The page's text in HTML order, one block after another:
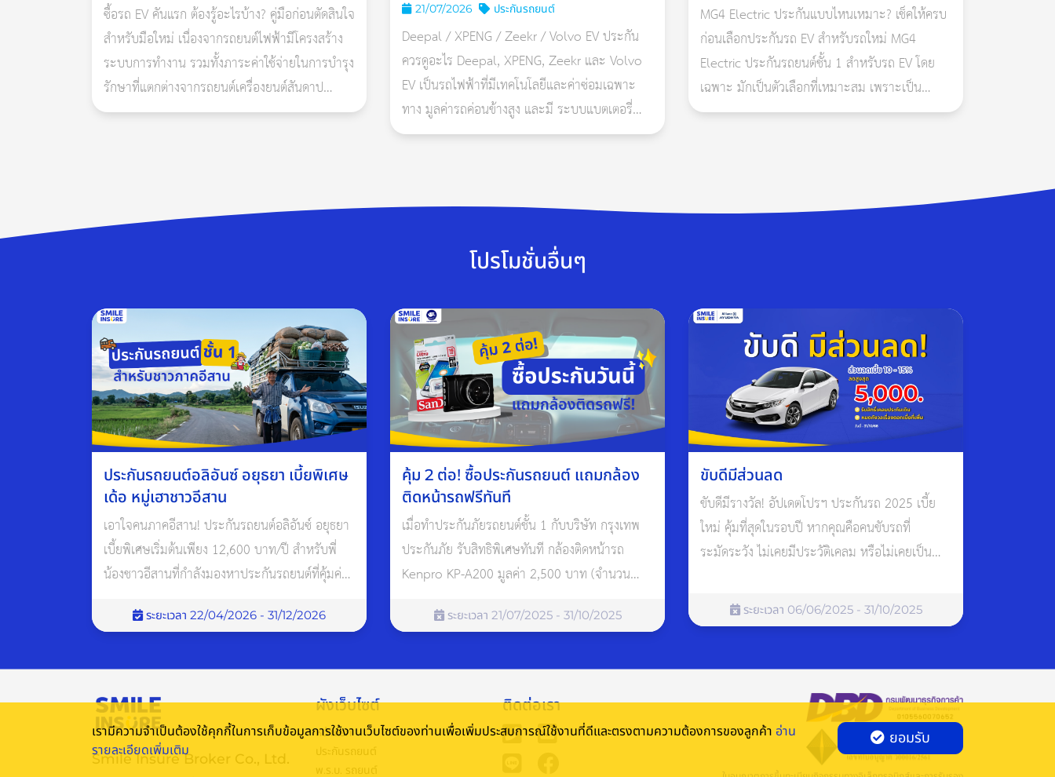
พ.ร.บ. ย่อมาจาก พระราชบัญญัติคุ้มครองผู้ประสบภัยจากรถ พ.ศ. 2535 เป็นประกันภัยภาคบังคับที่ กฎหมายกำหนดให้รถทุกคัน ที่จดทะเบียนกับกรมการขนส่งทางบก ต้องทำ
โดยไม่คำนึงถึงประเภทของรถ
ความสําคัญของ พ.ร.บ.
ช่วยให้ผู้ประสบภัยได้รับค่ารักษาพยาบาล และค่าสินไหมทดแทนอย่างทันท่วงที
อ่านเพิ่มเติม: ต่อ พ.ร.บ. ทุกปี จําเป็นต้องทําประกันรถยนต์เพิ่มไหม?
ซื้อรถ EV คันแรก ต้องรู้อะไรบ้าง? คู่มือก่อนตัดสินใจ
สำหรับมือใหม่ เนื่องจากรถยนต์ไฟฟ้ามีโครงสร้าง
ระบบการทำงาน รวมทั้งภาระค่าใช้จ่ายในการบำรุง
รักษาที่แตกต่างจากรถยนต์เครื่องยนต์สันดาป
ภายในอย่างสิ้นเชิง โดยมีประเด็นหลักที่ผู้ซื้อควร
21/07/2026 ประกันรถยนต์
Deepal / XPENG / Zeekr / Volvo EV ประกัน
ควรดูอะไร Deepal, XPENG, Zeekr และ Volvo
EV เป็นรถไฟฟ้าที่มีเทคโนโลยีและค่าซ่อมเฉพาะ
ทาง มูลค่ารถค่อนข้างสูง และมี ระบบแบตเตอรี่
และซอฟต์แวร์ เฉพาะของแต่ละแบรนด์ ดังนั้น
MG4 Electric ประกันแบบไหนเหมาะ? เช็คให้ครบ
ก่อนเลือกประกันรถ EV สำหรับรถใหม่ MG4
Electric ประกันรถยนต์ชั้น 1 สำหรับรถ EV โดย
เฉพาะ มักเป็นตัวเลือกที่เหมาะสม เพราะเป็น
รถไฟฟ้าที่มีแบตเตอรี่แรงดันสูง มูลค่าซ่อมสูง และ
โปรโมชั่นอื่นๆ
ประกันรถยนต์อลิอันซ์ อยุธยา เบี้ยพิเศษ
เด้อ หมู่เฮาชาวอีสาน
เอาใจคนภาคอีสาน! ประกันรถยนต์อลิอันซ์ อยุธยา
เบี้ยพิเศษเริ่มต้นเพียง 12,600 บาท/ปี สำหรับพี่
น้องชาวอีสานที่กำลังมองหาประกันรถยนต์ที่คุ้มค่า
ระยะเวลา 22/04/2026 - 31/12/2026
คุ้ม 2 ต่อ! ซื้อประกันรถยนต์ แถมกล้อง
ติดหน้ารถฟรีทันที
เมื่อทำประกันภัยรถยนต์ชั้น 1 กับบริษัท กรุงเทพ
ประกันภัย รับสิทธิพิเศษทันที กล้องติดหน้ารถ
Kenpro KP-A200 มูลค่า 2,500 บาท (จำนวน
ระยะเวลา 21/07/2025 - 31/10/2025
ขับดีมีส่วนลด
ขับดีมีรางวัล! อัปเดตโปรฯ ประกันรถ 2025 เบี้ย
ใหม่ คุ้มที่สุดในรอบปี หากคุณคือคนขับรถที่
ระมัดระวัง ไม่เคยมีประวัติเคลม หรือไม่เคยเป็น
ที่ไม่ควรพลาด จากโปรโมชั่นใหม่ของ อลิอันซ์
ประกันภัย
ระยะเวลา 06/06/2025 - 31/10/2025
Smile Insure Broker Co., Ltd.
ผังเว็บไซต์
หน้าแรก
ประกันรถยนต์
พ.ร.บ. รถยนต์
ติดต่อเรา
เรามีความจำเป็นต้องใช้คุกกี้ในการเก็บข้อมูลการใช้งานเว็บไซต์ของท่านเพื่อเพิ่มประสบการณ์ใช้งานที่ดีและตรงตามความต้องการของลูกค้า อ่าน
รายละเอียดเพิ่มเติม
ยอมรับ